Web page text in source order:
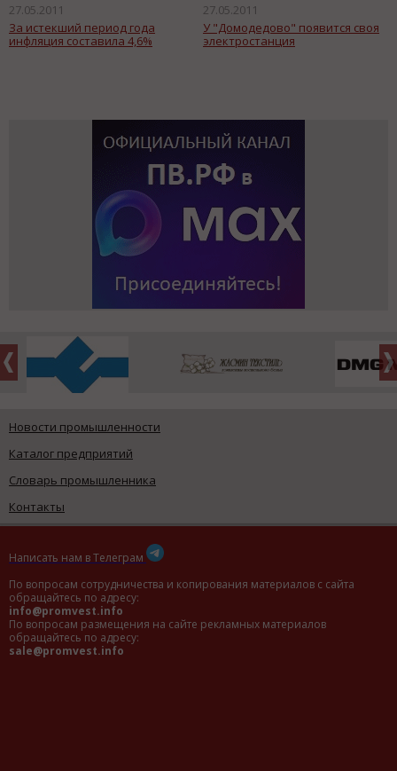
27.05.2011
За истекший период года
инфляция составила 4,6%
27.05.2011
У "Домодедово" появится своя
электростанция
Новости промышленности
Каталог предприятий
Словарь промышленника
Контакты
Написать нам в Телеграм
По вопросам сотрудничества и копирования материалов с сайта
обращайтесь по адресу:
info@promvest.info
По вопросам размещения на сайте рекламных материалов
обращайтесь по адресу:
sale@promvest.info